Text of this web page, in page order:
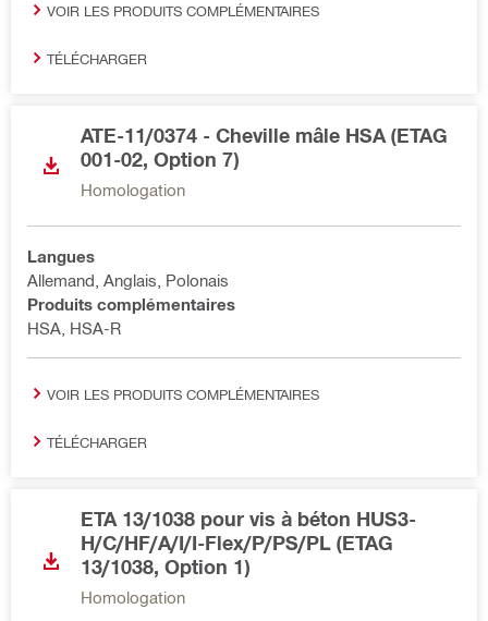
VOIR LES PRODUITS COMPLÉMENTAIRES
TÉLÉCHARGER
ATE-11/0374 - Cheville mâle HSA (ETAG
001-02, Option 7)
Homologation
Langues
Allemand, Anglais, Polonais
Produits complémentaires
HSA, HSA-R
VOIR LES PRODUITS COMPLÉMENTAIRES
TÉLÉCHARGER
ETA 13/1038 pour vis à béton HUS3-
H/C/HF/A/I/I-Flex/P/PS/PL (ETAG
13/1038, Option 1)
Homologation